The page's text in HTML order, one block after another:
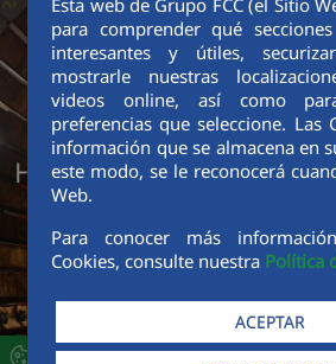
Esta web de Grupo FCC (el Sitio
para comprender qué
interesantes y útiles,
mostrarle nuestras
videos online, así como
preferencias que seleccione. Las
información que se almacena en
este modo, se le reconocerá
Web.
Para conocer más
Cookies, consulte nuestra Política
ACEPTAR
Hormigón postesado